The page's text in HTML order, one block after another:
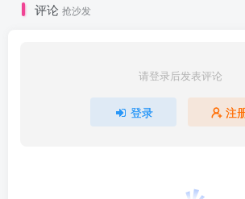
评论 抢沙发
请登录后发表评论
登录 注